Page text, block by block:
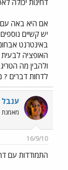
דחינות יכולה
אם היא באה עם
יש קשיים
באינטרנט
האופציה
ולהבין מה
לדחות דברים ?
ענבל
מאמנת
16/9/10
התמודדות עם